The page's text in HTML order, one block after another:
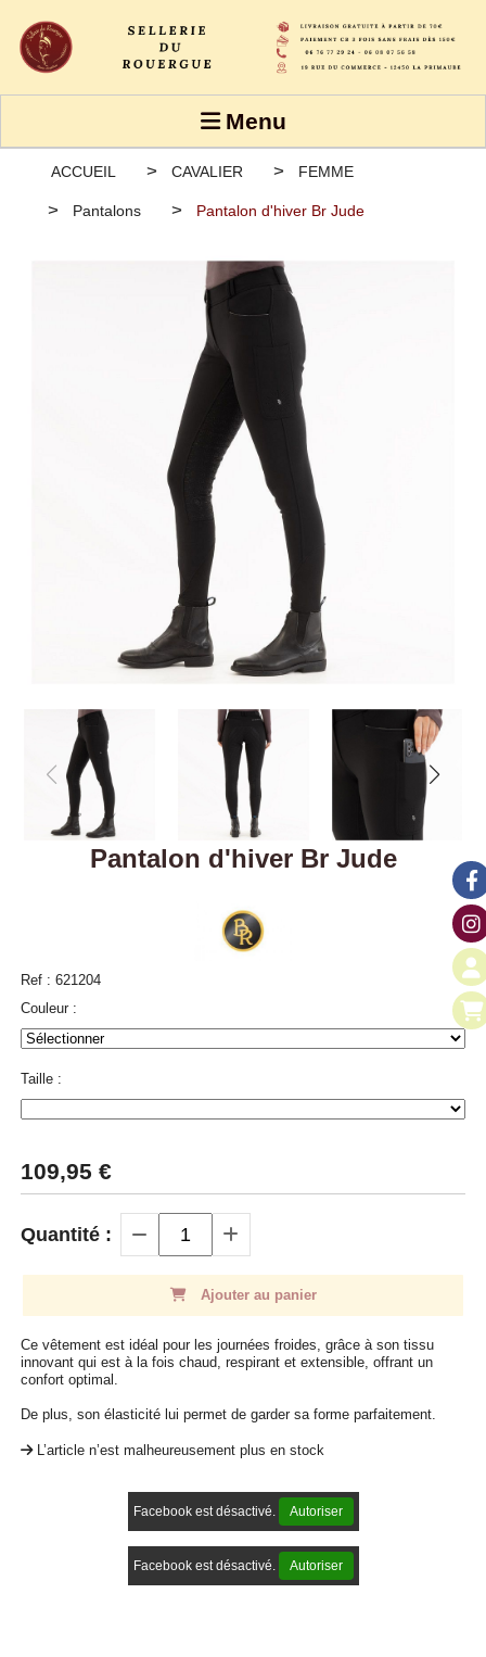
Menu
ACCUEIL CAVALIER FEMME
Pantalons Pantalon d'hiver Br Jude
Pantalon d'hiver Br Jude
Ref : 621204
Couleur :
Taille :
109,95 €
Quantité :
Ajouter au panier
Ce vêtement est idéal pour les journées froides, grâce à son tissu
innovant qui est à la fois chaud, respirant et extensible, offrant un
confort optimal.
De plus, son élasticité lui permet de garder sa forme parfaitement.
L’article n’est malheureusement plus en stock
Facebook est désactivé. Autoriser
Facebook est désactivé. Autoriser